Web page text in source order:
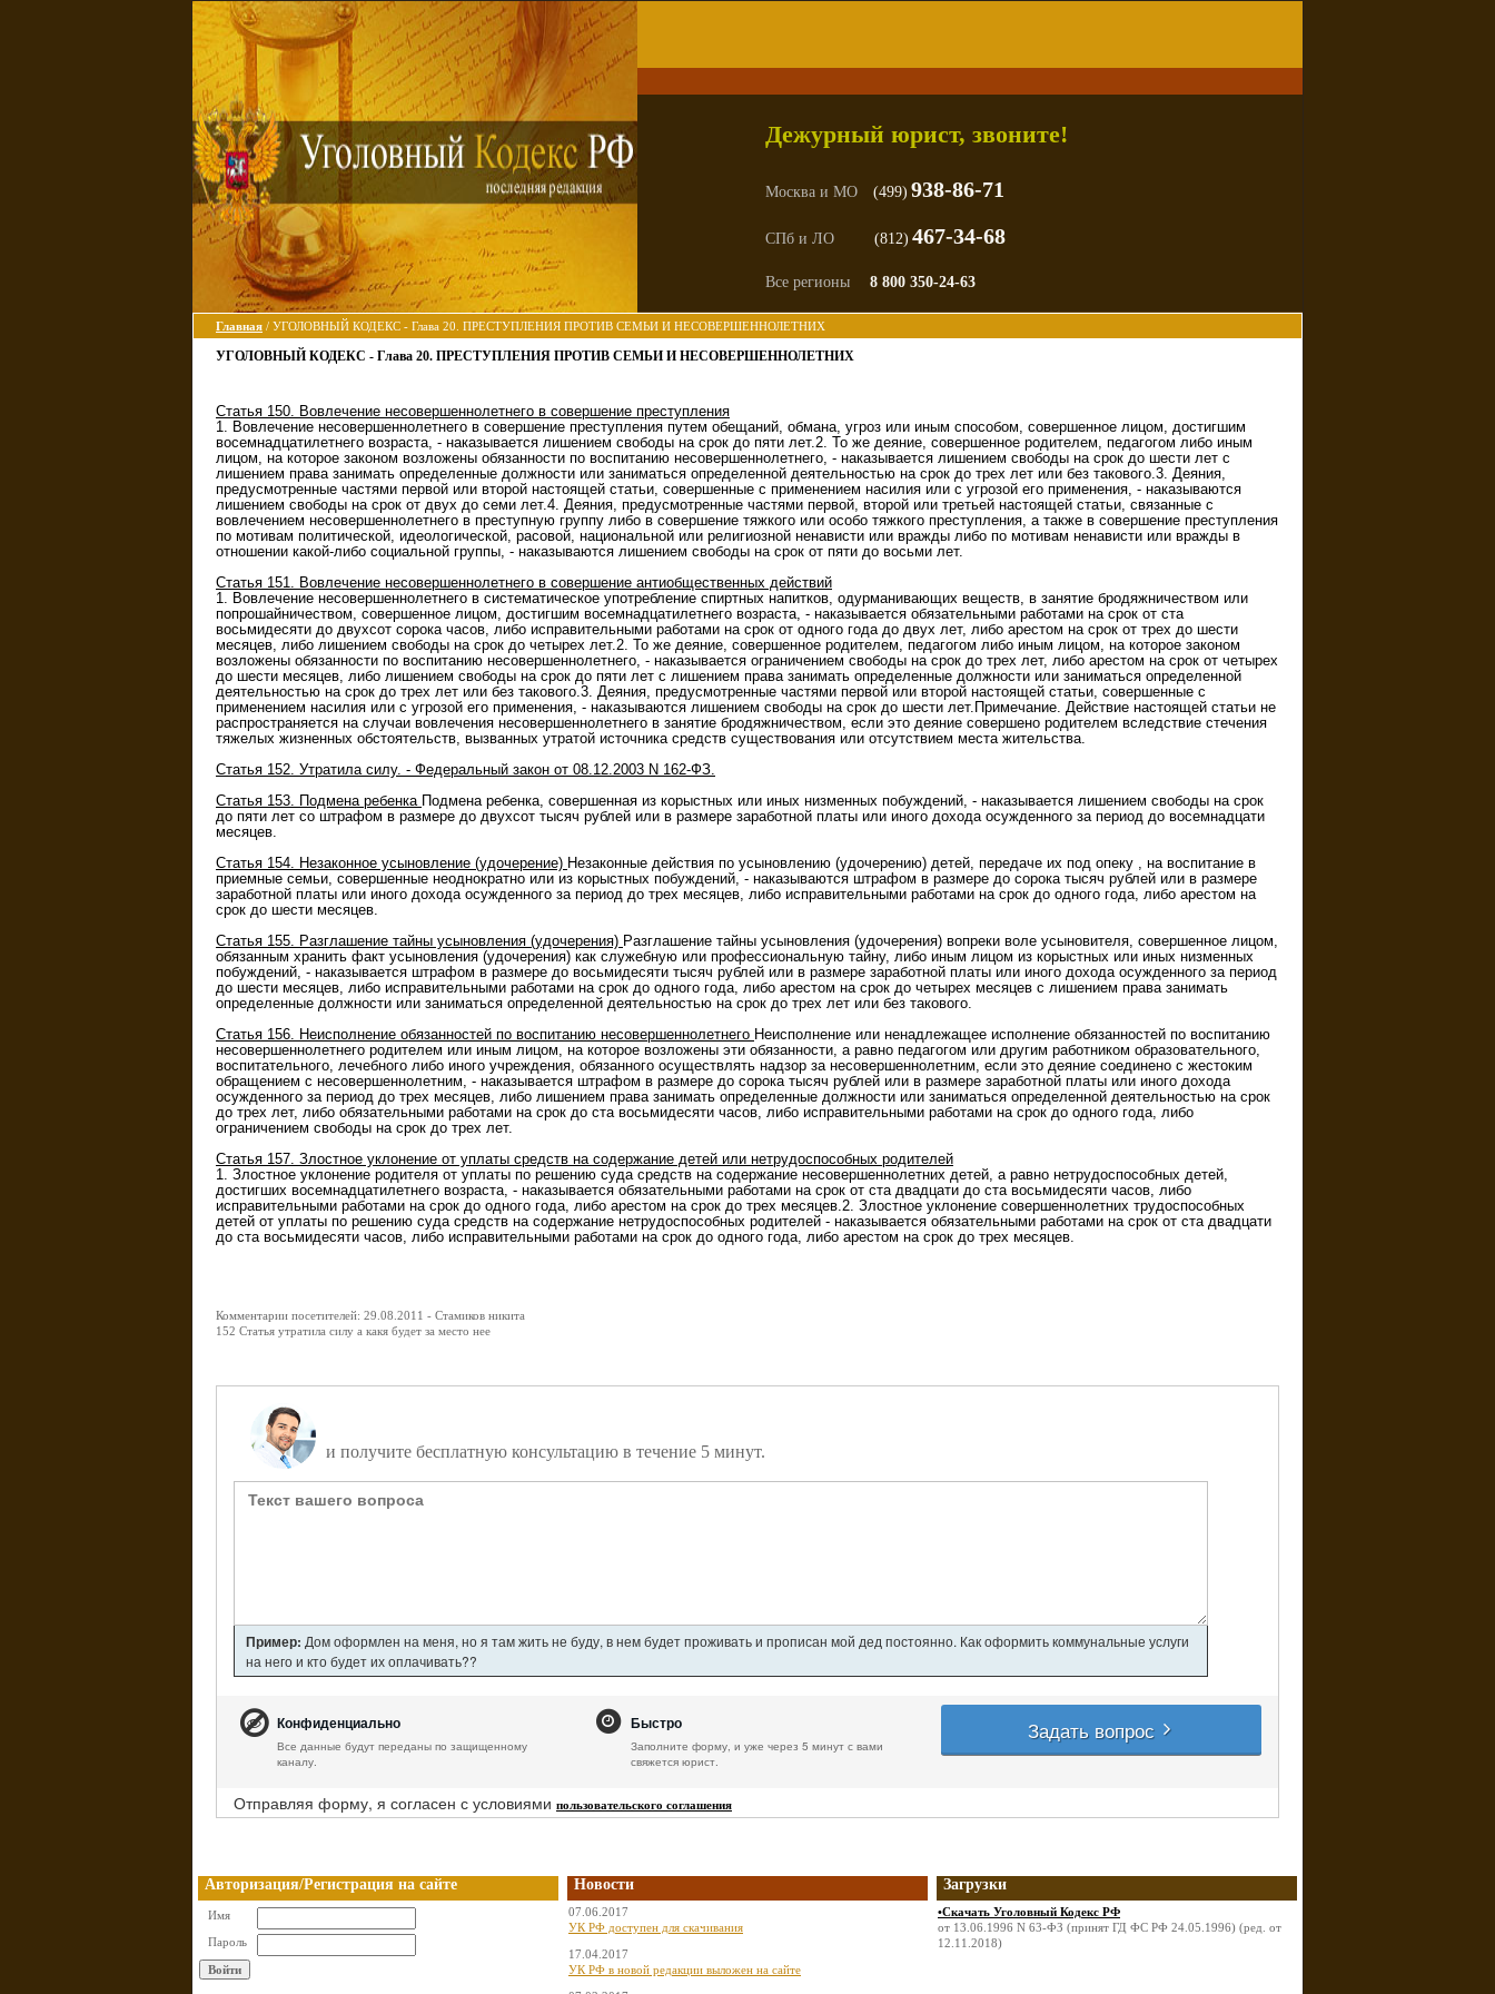
Дежурный юрист, звоните!
Москва и МО (499) 938-86-71
СПб и ЛО (812) 467-34-68
Все регионы 8 800 350-24-63
Главная / УГОЛОВНЫЙ КОДЕКС - Глава 20. ПРЕСТУПЛЕНИЯ ПРОТИВ СЕМЬИ И НЕСОВЕРШЕННОЛЕТНИХ
УГОЛОВНЫЙ КОДЕКС - Глава 20. ПРЕСТУПЛЕНИЯ ПРОТИВ СЕМЬИ И НЕСОВЕРШЕННОЛЕТНИХ
Статья 150. Вовлечение несовершеннолетнего в совершение преступления
1. Вовлечение несовершеннолетнего в совершение преступления путем обещаний, обмана, угроз или иным способом, совершенное лицом, достигшим
восемнадцатилетнего возраста, - наказывается лишением свободы на срок до пяти лет.2. То же деяние, совершенное родителем, педагогом либо иным
лицом, на которое законом возложены обязанности по воспитанию несовершеннолетнего, - наказывается лишением свободы на срок до шести лет с
лишением права занимать определенные должности или заниматься определенной деятельностью на срок до трех лет или без такового.3. Деяния,
предусмотренные частями первой или второй настоящей статьи, совершенные с применением насилия или с угрозой его применения, - наказываются
лишением свободы на срок от двух до семи лет.4. Деяния, предусмотренные частями первой, второй или третьей настоящей статьи, связанные с
вовлечением несовершеннолетнего в преступную группу либо в совершение тяжкого или особо тяжкого преступления, а также в совершение преступления
по мотивам политической, идеологической, расовой, национальной или религиозной ненависти или вражды либо по мотивам ненависти или вражды в
отношении какой-либо социальной группы, - наказываются лишением свободы на срок от пяти до восьми лет.
Статья 151. Вовлечение несовершеннолетнего в совершение антиобщественных действий
1. Вовлечение несовершеннолетнего в систематическое употребление спиртных напитков, одурманивающих веществ, в занятие бродяжничеством или
попрошайничеством, совершенное лицом, достигшим восемнадцатилетнего возраста, - наказывается обязательными работами на срок от ста
восьмидесяти до двухсот сорока часов, либо исправительными работами на срок от одного года до двух лет, либо арестом на срок от трех до шести
месяцев, либо лишением свободы на срок до четырех лет.2. То же деяние, совершенное родителем, педагогом либо иным лицом, на которое законом
возложены обязанности по воспитанию несовершеннолетнего, - наказывается ограничением свободы на срок до трех лет, либо арестом на срок от четырех
до шести месяцев, либо лишением свободы на срок до пяти лет с лишением права занимать определенные должности или заниматься определенной
деятельностью на срок до трех лет или без такового.3. Деяния, предусмотренные частями первой или второй настоящей статьи, совершенные с
применением насилия или с угрозой его применения, - наказываются лишением свободы на срок до шести лет.Примечание. Действие настоящей статьи не
распространяется на случаи вовлечения несовершеннолетнего в занятие бродяжничеством, если это деяние совершено родителем вследствие стечения
тяжелых жизненных обстоятельств, вызванных утратой источника средств существования или отсутствием места жительства.
Статья 152. Утратила силу. - Федеральный закон от 08.12.2003 N 162-ФЗ.
Статья 153. Подмена ребенка Подмена ребенка, совершенная из корыстных или иных низменных побуждений, - наказывается лишением свободы на срок
до пяти лет со штрафом в размере до двухсот тысяч рублей или в размере заработной платы или иного дохода осужденного за период до восемнадцати
месяцев.
Статья 154. Незаконное усыновление (удочерение) Незаконные действия по усыновлению (удочерению) детей, передаче их под опеку , на воспитание в
приемные семьи, совершенные неоднократно или из корыстных побуждений, - наказываются штрафом в размере до сорока тысяч рублей или в размере
заработной платы или иного дохода осужденного за период до трех месяцев, либо исправительными работами на срок до одного года, либо арестом на
срок до шести месяцев.
Статья 155. Разглашение тайны усыновления (удочерения) Разглашение тайны усыновления (удочерения) вопреки воле усыновителя, совершенное лицом,
обязанным хранить факт усыновления (удочерения) как служебную или профессиональную тайну, либо иным лицом из корыстных или иных низменных
побуждений, - наказывается штрафом в размере до восьмидесяти тысяч рублей или в размере заработной платы или иного дохода осужденного за период
до шести месяцев, либо исправительными работами на срок до одного года, либо арестом на срок до четырех месяцев с лишением права занимать
определенные должности или заниматься определенной деятельностью на срок до трех лет или без такового.
Статья 156. Неисполнение обязанностей по воспитанию несовершеннолетнего Неисполнение или ненадлежащее исполнение обязанностей по воспитанию
несовершеннолетнего родителем или иным лицом, на которое возложены эти обязанности, а равно педагогом или другим работником образовательного,
воспитательного, лечебного либо иного учреждения, обязанного осуществлять надзор за несовершеннолетним, если это деяние соединено с жестоким
обращением с несовершеннолетним, - наказывается штрафом в размере до сорока тысяч рублей или в размере заработной платы или иного дохода
осужденного за период до трех месяцев, либо лишением права занимать определенные должности или заниматься определенной деятельностью на срок
до трех лет, либо обязательными работами на срок до ста восьмидесяти часов, либо исправительными работами на срок до одного года, либо
ограничением свободы на срок до трех лет.
Статья 157. Злостное уклонение от уплаты средств на содержание детей или нетрудоспособных родителей
1. Злостное уклонение родителя от уплаты по решению суда средств на содержание несовершеннолетних детей, а равно нетрудоспособных детей,
достигших восемнадцатилетнего возраста, - наказывается обязательными работами на срок от ста двадцати до ста восьмидесяти часов, либо
исправительными работами на срок до одного года, либо арестом на срок до трех месяцев.2. Злостное уклонение совершеннолетних трудоспособных
детей от уплаты по решению суда средств на содержание нетрудоспособных родителей - наказывается обязательными работами на срок от ста двадцати
до ста восьмидесяти часов, либо исправительными работами на срок до одного года, либо арестом на срок до трех месяцев.
Комментарии посетителей: 29.08.2011 - Стамиков никита
152 Статья утратила силу а какя будет за место нее
и получите бесплатную консультацию в течение 5 минут.
Пример: Дом оформлен на меня, но я там жить не буду, в нем будет проживать и прописан мой дед постоянно. Как оформить коммунальные услуги
на него и кто будет их оплачивать??
Конфиденциально
Все данные будут переданы по защищенному
каналу.
Быстро
Заполните форму, и уже через 5 минут с вами
свяжется юрист.
Задать вопрос
Отправляя форму, я согласен с условиями пользовательского соглашения
Авторизация/Регистрация на сайте
Имя
Пароль
Новости
07.06.2017
УК РФ доступен для скачивания
17.04.2017
УК РФ в новой редакции выложен на сайте
Загрузки
•Скачать Уголовный Кодекс РФ
от 13.06.1996 N 63-ФЗ (принят ГД ФС РФ 24.05.1996) (ред. от
12.11.2018)